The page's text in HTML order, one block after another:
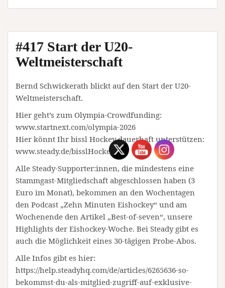
#417 Start der U20-
Weltmeisterschaft
Bernd Schwickerath blickt auf den Start der U20-
Weltmeisterschaft.
Hier geht’s zum Olympia-Crowdfunding:
www.startnext.com/olympia-2026
Hier könnt Ihr bissl Hockey dauerhaft unterstützen:
www.steady.de/bisslHockey
Alle Steady-Supporter:innen, die mindestens eine
Stammgast-Mitgliedschaft abgeschlossen haben (3
Euro im Monat), bekommen an den Wochentagen
den Podcast „Zehn Minuten Eishockey“ und am
Wochenende den Artikel „Best-of-seven“, unsere
Highlights der Eishockey-Woche. Bei Steady gibt es
auch die Möglichkeit eines 30-tägigen Probe-Abos.
Alle Infos gibt es hier:
https://help.steadyhq.com/de/articles/6265636-so-
bekommst-du-als-mitglied-zugriff-auf-exklusive-